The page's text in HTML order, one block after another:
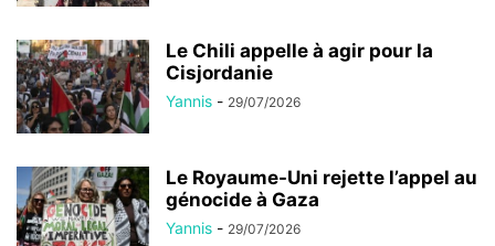
Le Chili appelle à agir pour la
Cisjordanie
Yannis - 29/07/2026
Le Royaume-Uni rejette l’appel au
génocide à Gaza
Yannis - 29/07/2026